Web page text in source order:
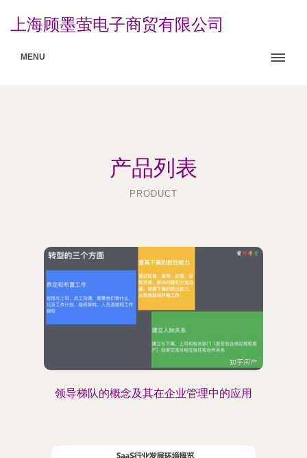
上海顾墨萤电子商贸有限公司
MENU
产品列表
PRODUCT
领导梯队的概念及其在企业管理中的应用